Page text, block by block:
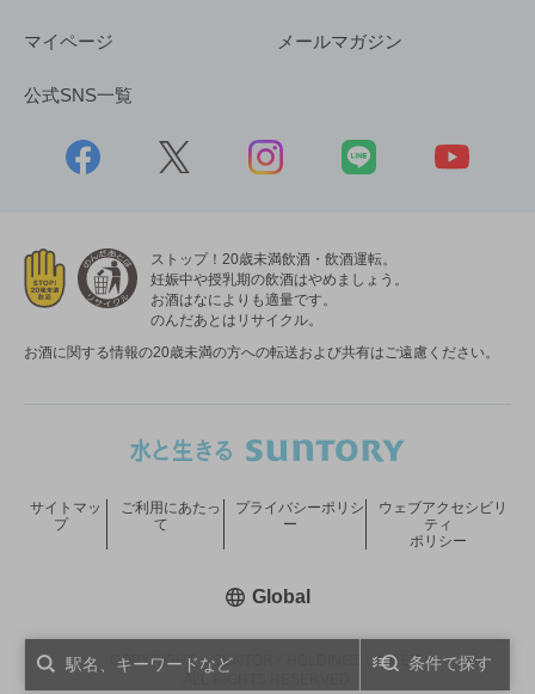
条件で探す
マイページ メールマガジン
公式SNS一覧
ストップ！20歳未満飲酒・飲酒運転。
妊娠中や授乳期の飲酒はやめましょう。
お酒はなによりも適量です。
のんだあとはリサイクル。
お酒に関する情報の20歳未満の方への転送および共有はご遠慮ください。
COPYRIGHT © SUNTORY HOLDINGS LIMITED.
サイトマッ
プ
ご利用にあたっ
て
プライバシーポリシ
ー
ウェブアクセシビリ
ティ
ポリシー
Global新しいウィンドウで開く